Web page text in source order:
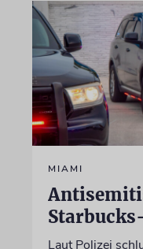
MIAMI
Laut Polizei